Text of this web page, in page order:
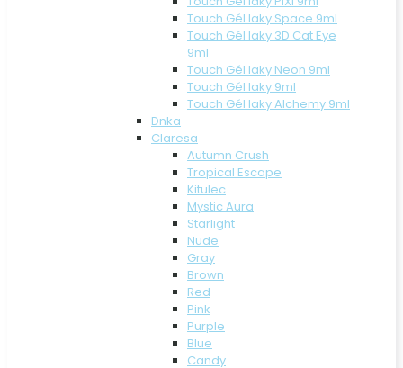
Touch Gél laky Space 9ml
Touch Gél laky 3D Cat Eye
9ml
Touch Gél laky Neon 9ml
Touch Gél laky 9ml
Touch Gél laky Alchemy 9ml
Dnka
Claresa
Autumn Crush
Tropical Escape
Kitulec
Mystic Aura
Starlight
Nude
Gray
Brown
Red
Pink
Purple
Blue
Candy